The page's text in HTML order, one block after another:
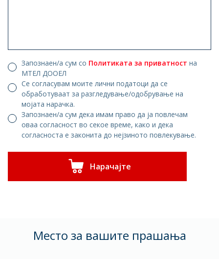
Запознаен/а сум со Политиката за приватност на
МТЕЛ ДООЕЛ
Се согласувам моите лични податоци да се
обработуваат за разгледување/одобрување на
мојата нарачка.
Запознаен/а сум дека имам право да ја повлечам
оваа согласност во секое време, како и дека
согласноста е законита до нејзиното повлекување.
Нарачајте
Mесто за вашите прашања